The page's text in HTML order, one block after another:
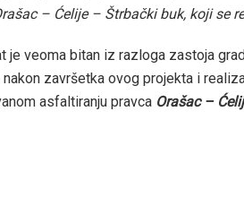
– Ćelije – Štrbački buk, koji se
je veoma bitan iz razloga zastoja
nakon završetka ovog projekta i
asfaltiranju pravca Orašac –